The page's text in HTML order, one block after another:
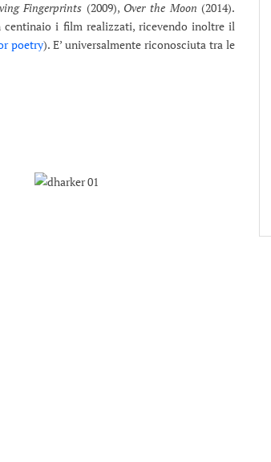
Fingerprints (2009), Over the Moon (2014).
centinaio i film realizzati, ricevendo inoltre il
poetry). E’ universalmente riconosciuta tra le